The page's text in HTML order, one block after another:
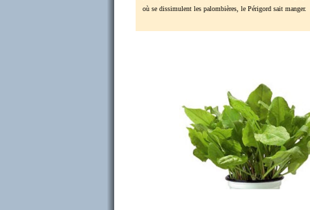
où se dissimulent les palombières, le Périgord sait manger.